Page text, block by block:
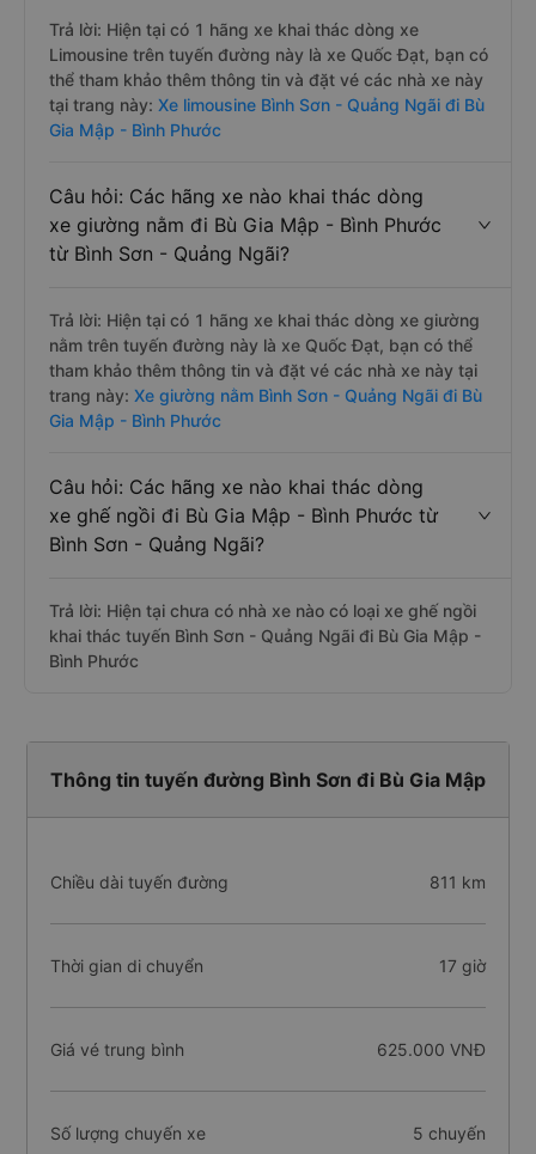
Trả lời: Hiện tại có 1 hãng xe khai thác dòng xe
Limousine trên tuyến đường này là xe Quốc Đạt, bạn có
thể tham khảo thêm thông tin và đặt vé các nhà xe này
tại trang này: Xe limousine Bình Sơn - Quảng Ngãi đi Bù
Gia Mập - Bình Phước
Câu hỏi: Các hãng xe nào khai thác dòng
xe giường nằm đi Bù Gia Mập - Bình Phước
từ Bình Sơn - Quảng Ngãi?
Trả lời: Hiện tại có 1 hãng xe khai thác dòng xe giường
nằm trên tuyến đường này là xe Quốc Đạt, bạn có thể
tham khảo thêm thông tin và đặt vé các nhà xe này tại
trang này: Xe giường nằm Bình Sơn - Quảng Ngãi đi Bù
Gia Mập - Bình Phước
Câu hỏi: Các hãng xe nào khai thác dòng
xe ghế ngồi đi Bù Gia Mập - Bình Phước từ
Bình Sơn - Quảng Ngãi?
Trả lời: Hiện tại chưa có nhà xe nào có loại xe ghế ngồi
khai thác tuyến Bình Sơn - Quảng Ngãi đi Bù Gia Mập -
Bình Phước
Thông tin tuyến đường Bình Sơn đi Bù Gia Mập
Chiều dài tuyến đường 811 km
Thời gian di chuyển 17 giờ
Giá vé trung bình 625.000 VNĐ
Số lượng chuyến xe 5 chuyến